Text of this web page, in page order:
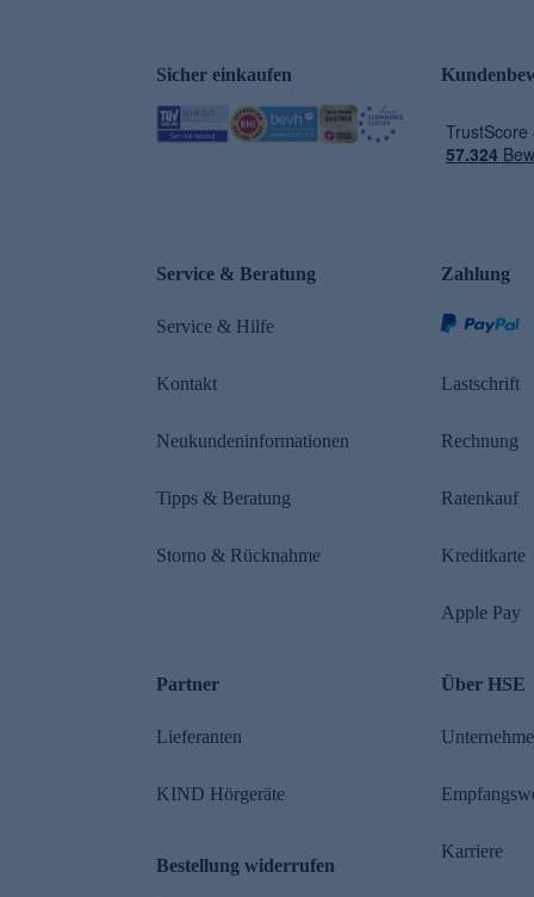
Sicher einkaufen
Service & Beratung
Service & Hilfe
Kontakt
Neukundeninformationen
Tipps & Beratung
Storno & Rücknahme
Zahlung
Lastschrift
Rechnung
Ratenkauf
Kreditkarte
Apple Pay
Partner
Lieferanten
KIND Hörgeräte
Bestellung widerrufen
Über HSE
Karriere